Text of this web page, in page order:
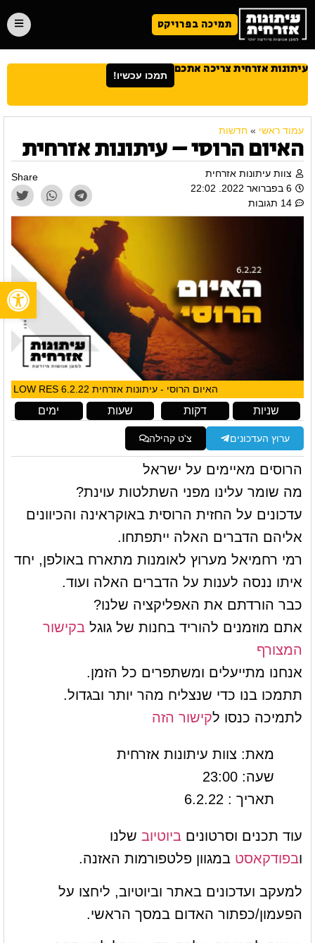
תמיכה בפרויקט
עיתונות אזרחית צריכה אתכם תמכו עכשיו!
עמוד ראשי » חדשות
האיום הרוסי – עיתונות אזרחית
צוות עיתונות אזרחית
6 בפברואר 2022. 22:02
14 תגובות
Share
האיום הרוסי - עיתונות אזרחית 6.2.22 LOW RES
ימים שעות דקות שניות
ערוץ העדכונים צ'ט קהילה
הרוסים מאיימים על ישראל
מה שומר עלינו מפני השתלטות עוינת?
עדכונים על החזית הרוסית באוקראינה והכיוונים
אליהם הדברים האלה ייתפתחו.
רמי רחמיאל מערוץ לאומנות מתארח באולפן, יחד
איתו ננסה לענות על הדברים האלה ועוד.
כבר הורדתם את האפליקציה שלנו?
אתם מוזמנים להוריד בחנות של גוגל בקישור
המצורף
אנחנו מתייעלים ומשתפרים כל הזמן.
תתמכו בנו כדי שנצליח מהר יותר ובגדול.
לתמיכה כנסו לקישור הזה
מאת: צוות עיתונות אזרחית
שעה: 23:00
תאריך : 6.2.22
עוד תכנים וסרטונים ביוטיוב שלנו
ובפודקאסט במגוון פלטפורמות האזנה.
למעקב ועדכונים באתר וביוטיוב, ליחצו על
הפעמון/כפתור האדום במסך הראשי.